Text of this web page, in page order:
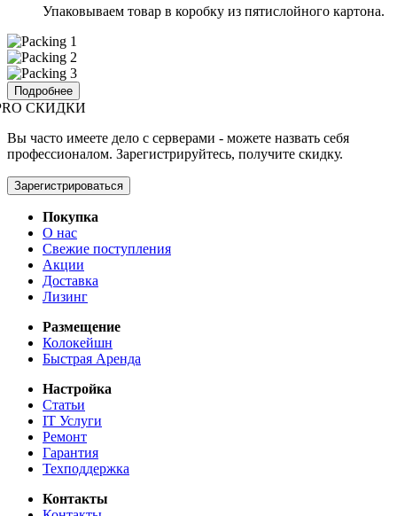
Упаковываем товар в коробку из пятислойного картона.
Подробнее
СКИДКИ
Вы часто имеете дело с серверами - можете назвать себя
профессионалом. Зарегистрируйтесь, получите скидку.
Зарегистрироваться
Покупка
О нас
Свежие поступления
Акции
Доставка
Лизинг
Размещение
Колокейшн
Быстрая Аренда
Настройка
Статьи
IT Услуги
Ремонт
Гарантия
Техподдержка
Контакты